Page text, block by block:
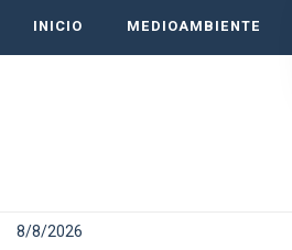
INICIO MEDIOAMBIENTE
8/8/2026